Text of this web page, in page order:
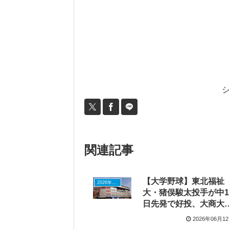
関連記事
2026年ドラフトニュース
【大学野球】東北福祉
大・猪俣駿太投手が中1
日先発で好投、大商大
コールド勝ちで2連覇へ
2026年06月